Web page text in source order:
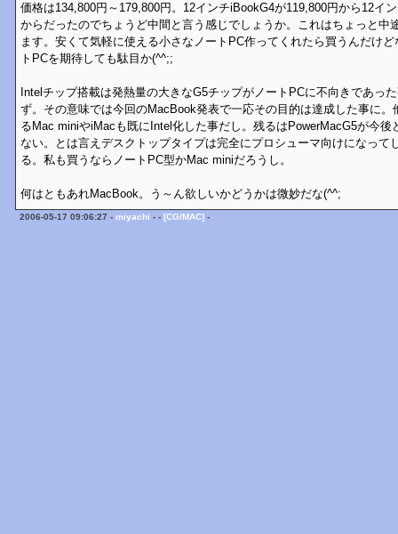
価格は134,800円～179,800円。12インチiBookG4が119,800円から12イ
からだったのでちょうど中間と言う感じでしょうか。これはちょっと中
ます。安くて気軽に使える小さなノートPC作ってくれたら買うんだけ
トPCを期待しても駄目か(^^;;
Intelチップ搭載は発熱量の大きなG5チップがノートPCに不向きであっ
ず。その意味では今回のMacBook発表で一応その目的は達成した事に。
るMac miniやiMacも既にIntel化した事だし。残るはPowerMacG5が今後
ない。とは言えデスクトップタイプは完全にプロシューマ向けになって
る。私も買うならノートPC型かMac miniだろうし。
何はともあれMacBook。う～ん欲しいかどうかは微妙だな(^^;
2006-05-17 09:06:27 - miyachi - - [CG/MAC] -